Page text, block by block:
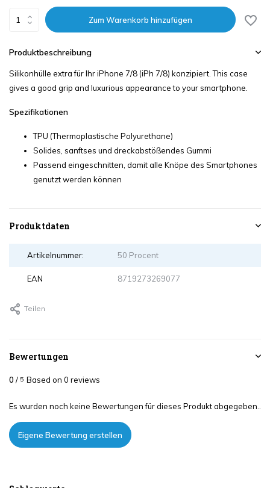
Zum Warenkorb hinzufügen
Produktbeschreibung
Silikonhülle extra für Ihr iPhone 7/8 (iPh 7/8) konzipiert. This case
gives a good grip and luxurious appearance to your smartphone.
Spezifikationen
TPU (Thermoplastische Polyurethane)
Solides, sanftses und dreckabstößendes Gummi
Passend eingeschnitten, damit alle Knöpe des Smartphones
genutzt werden können
Produktdaten
Artikelnummer: 50 Procent
EAN 8719273269077
Teilen
Bewertungen
0 / 5 Based on 0 reviews
Es wurden noch keine Bewertungen für dieses Produkt abgegeben..
Eigene Bewertung erstellen